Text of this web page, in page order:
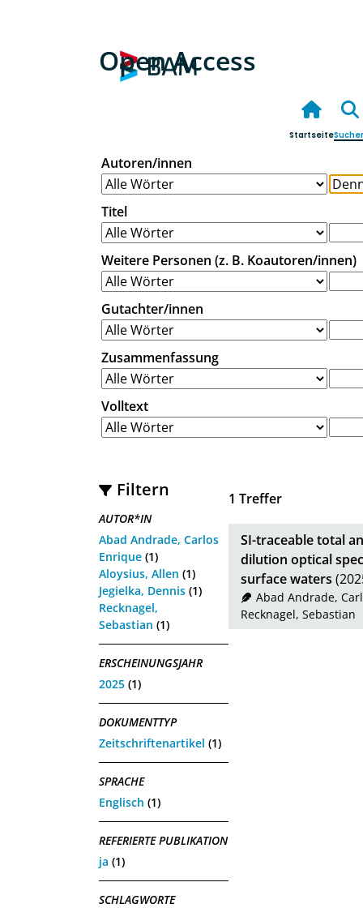
Open Access
Startseite
Autoren/innen
Titel
Weitere Personen (z. B. Koautoren/innen)
Gutachter/innen
Zusammenfassung
Volltext
Filtern
AUTOR*IN
Abad Andrade, Carlos
Enrique (1)
Aloysius, Allen (1)
Jegielka, Dennis (1)
Recknagel,
Sebastian (1)
ERSCHEINUNGSJAHR
2025 (1)
DOKUMENTTYP
Zeitschriftenartikel (1)
SPRACHE
Englisch (1)
REFERIERTE PUBLIKATION
ja (1)
SCHLAGWORTE
1 Treffer
SI-traceable total
dilution optical
surface waters
Abad Andrade,
Recknagel, Sebastian